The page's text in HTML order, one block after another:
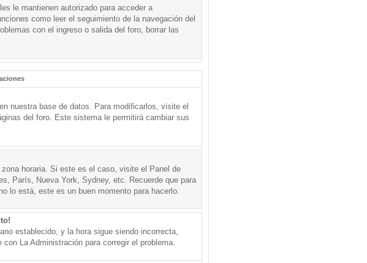
le mantienen autorizado para acceder a
como leer el seguimiento de la navegación del
con el ingreso o salida del foro, borrar las
nuestra base de datos. Para modificarlos, visite el
del foro. Este sistema le permitirá cambiar sus
horaria. Si este es el caso, visite el Panel de
París, Nueva York, Sydney, etc. Recuerde que para
lo está, este es un buen momento para hacerlo.
establecido, y la hora sigue siendo incorrecta,
La Administración para corregir el problema.